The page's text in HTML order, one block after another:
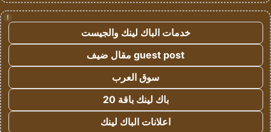
!
خدمات الباك لينك والجيست
guest post مقال ضيف
سوق العرب
باك لينك باقة 20
اعلانات الباك لينك